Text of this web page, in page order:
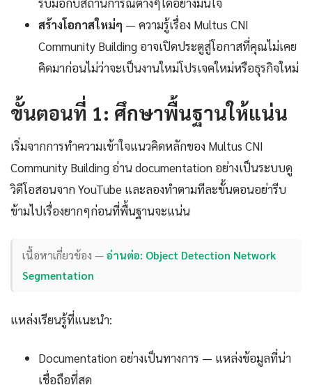
สร้างโอกาสใหม่ๆ — ความรู้เรื่อง Multus CNI
Community Building อาจเปิดประตูสู่โอกาสที่คุณไม่เคย
คิดมาก่อนไม่ว่าจะเป็นงานใหม่โปรเจคใหม่หรือธุรกิจใหม่
ขั้นตอนที่ 1: ศึกษาพื้นฐานให้แน่น
เริ่มจากการทำความเข้าใจแนวคิดหลักของ Multus CNI
Community Building อ่าน documentation อย่างเป็นระบบดู
วิดีโอสอนจาก YouTube และลองทำตามทีละขั้นตอนอย่ารีบ
ข้ามไปเรื่องยากๆก่อนที่พื้นฐานจะแน่น
เนื้อหาเกี่ยวข้อง —อ่านต่อ: Object Detection Network
Segmentation
แหล่งเรียนรู้ที่แนะนำ:
Documentation อย่างเป็นทางการ — แหล่งข้อมูลที่น่า
เชื่อถือที่สุด